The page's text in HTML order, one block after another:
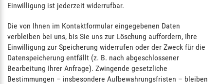
Einwilligung ist jederzeit widerrufbar.
Die von Ihnen im Kontaktformular eingegebenen Daten
verbleiben bei uns, bis Sie uns zur Löschung auffordern, Ihre
Einwilligung zur Speicherung widerrufen oder der Zweck für die
Datenspeicherung entfällt (z. B. nach abgeschlossener
Bearbeitung Ihrer Anfrage). Zwingende gesetzliche
Bestimmungen – insbesondere Aufbewahrungsfristen – bleiben